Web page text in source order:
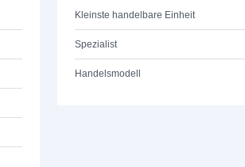
Kleinste handelbare Einheit
Spezialist
Handelsmodell